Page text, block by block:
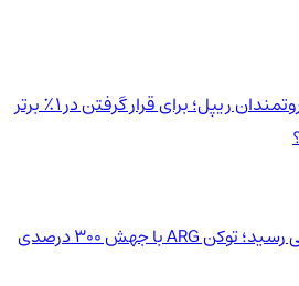
به‌روزرسانی لیست ثروتمندان ریپل؛ برای قرار گرفتن در ۱٪ برتر
آرژانتین به نیمه‌نهایی رسید؛ توکن ARG با جهش ۳۰۰ درصدی